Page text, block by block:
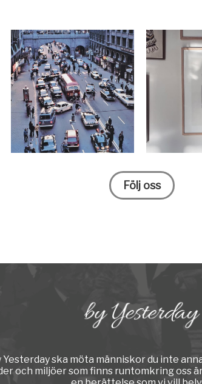
Följ oss
Yesterday ska möta människor du inte
och miljöer som finns runtomkring oss